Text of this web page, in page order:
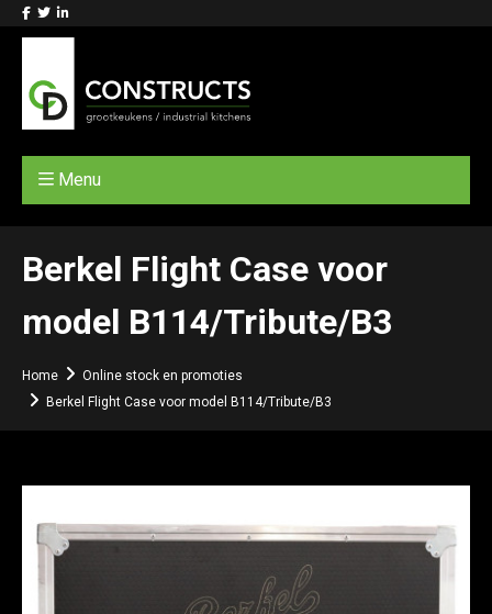
Menu
Berkel Flight Case voor
model B114/Tribute/B3
Home
Online stock en promoties
Berkel Flight Case voor model B114/Tribute/B3